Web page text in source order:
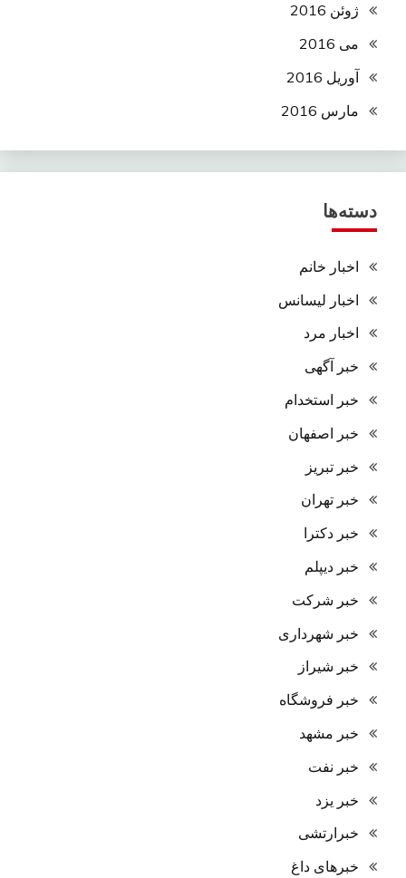
ژوئن 2016
می 2016
آوریل 2016
مارس 2016
دسته‌ها
اخبار خانم
اخبار لیسانس
اخبار مرد
خبر آگهی
خبر استخدام
خبر اصفهان
خبر تبریز
خبر تهران
خبر دکترا
خبر دیپلم
خبر شرکت
خبر شهرداری
خبر شیراز
خبر فروشگاه
خبر مشهد
خبر نفت
خبر یزد
خبرارتشی
خبرهای داغ